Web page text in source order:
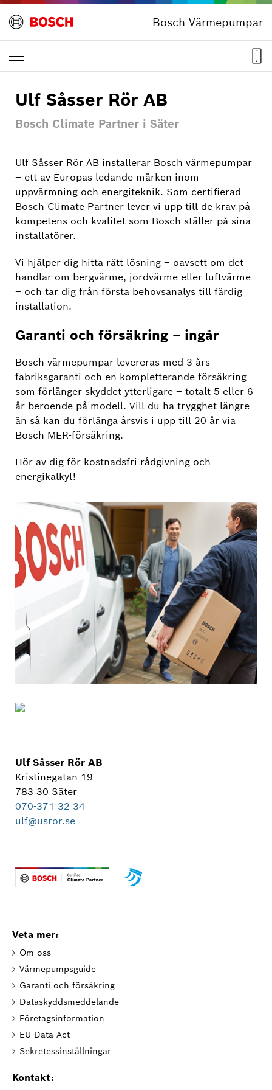
Bosch Värmepumpar
Ulf Såsser Rör AB
Bosch Climate Partner i Säter
Ulf Såsser Rör AB installerar Bosch värmepumpar
– ett av Europas ledande märken inom
uppvärmning och energiteknik. Som certifierad
Bosch Climate Partner lever vi upp till de krav på
kompetens och kvalitet som Bosch ställer på sina
installatörer.
Vi hjälper dig hitta rätt lösning – oavsett om det
handlar om bergvärme, jordvärme eller luftvärme
– och tar dig från första behovsanalys till färdig
installation.
Garanti och försäkring – ingår
Bosch värmepumpar levereras med 3 års
fabriksgaranti och en kompletterande försäkring
som förlänger skyddet ytterligare – totalt 5 eller 6
år beroende på modell. Vill du ha trygghet längre
än så kan du förlänga årsvis i upp till 20 år via
Bosch MER-försäkring.
Hör av dig för kostnadsfri rådgivning och
energikalkyl!
Ulf Såsser Rör AB
Kristinegatan 19
783 30 Säter
070-371 32 34
ulf@usror.se
Veta mer:
Om oss
Värmepumpsguide
Garanti och försäkring
Dataskyddsmeddelande
Företagsinformation
EU Data Act
Sekretessinställningar
Kontakt: